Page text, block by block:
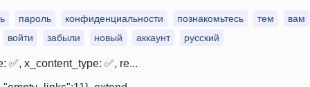
пароль конфиденциальности познакомьтесь тем
вам
войти забыли новый аккаунт русский
✅, x_content_type: ✅, re...